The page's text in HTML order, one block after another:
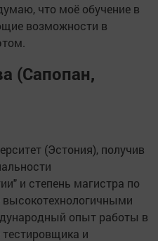
что моё обучение в
возможности в
(Сапопан,
(Эстония), получив
и степень магистра по
высокотехнологичными
опыт работы в
тестировщика и